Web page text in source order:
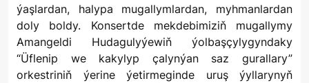
ýaşlardan, halypa mugallymlardan, myhmanlardan
doly boldy. Konsertde mekdebimiziň mugallymy
Amangeldi Hudagulyýewiň ýolbaşçylygyndaky
“Üflenip we kakylyp çalynýan saz gurallary”
orkestriniň ýerine ýetirmeginde uruş ýyllarynyň